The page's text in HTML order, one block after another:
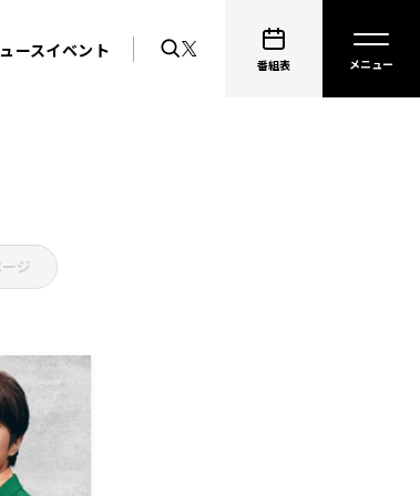
ースイベント
番組表
ジ